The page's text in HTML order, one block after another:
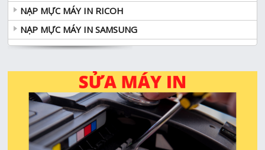
NẠP MỰC MÁY IN RICOH
NẠP MỰC MÁY IN SAMSUNG